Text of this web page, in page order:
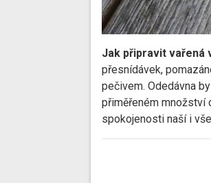
Jak připravit vařená
přesnídávek,
pečivem. Odedávna
přiměřeném množství
spokojenosti naší i